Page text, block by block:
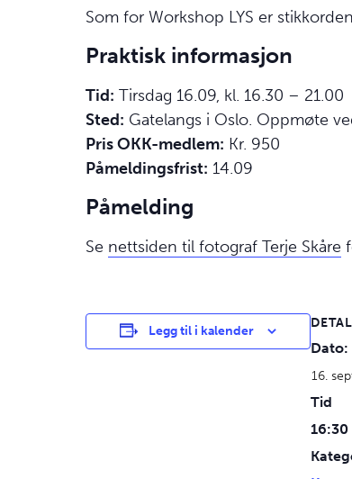
Som for Workshop LYS er
Praktisk informasjon
Tid: Tirsdag 16.09, kl. 16.30 – 21.00
Sted: Gatelangs i Oslo. Oppmøte
Pris OKK-medlem: Kr. 950
Påmeldingsfrist: 14.09
Påmelding
Se nettsiden til fotograf Terje Skåre
Legg til i kalender
Dato:
16.
Tid
16:30